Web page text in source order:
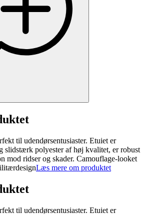
til udendørsentusiaster. Etuiet er
slidstærk polyester af høj kvalitet, er robust
mod ridser og skader. Camouflage-looket
Læs mere om produktet
til udendørsentusiaster. Etuiet er